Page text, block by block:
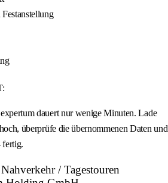
dauert nur wenige Minuten. Lade
überprüfe die übernommenen Daten und
fertig.
/ Tagestouren